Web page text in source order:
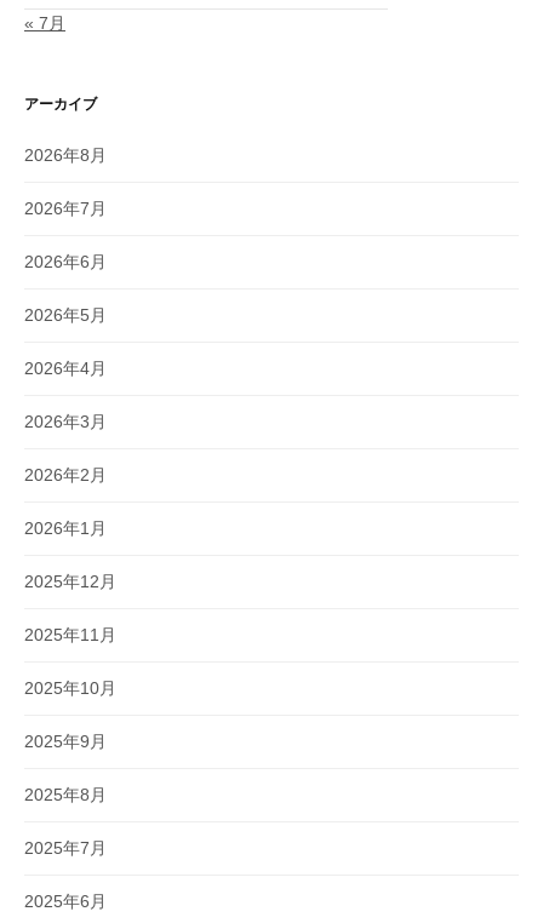
« 7月
アーカイブ
2026年8月
2026年7月
2026年6月
2026年5月
2026年4月
2026年3月
2026年2月
2026年1月
2025年12月
2025年11月
2025年10月
2025年9月
2025年8月
2025年7月
2025年6月